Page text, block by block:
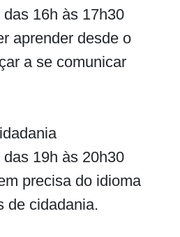
16h às 17h30
aprender desde o
a se comunicar
19h às 20h30
precisa do idioma
de cidadania.